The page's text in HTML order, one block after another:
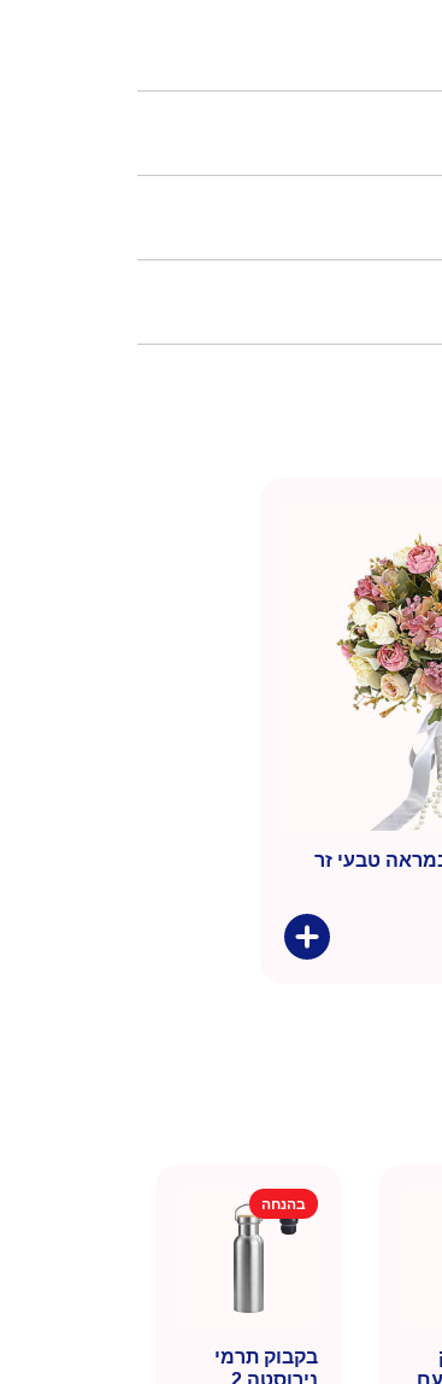
טבעי זר
עם
בהנחה
בקבוק תרמי
נירוסטה 2